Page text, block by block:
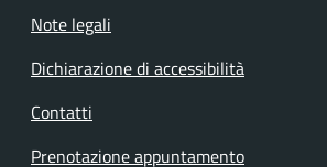
Note legali
Dichiarazione di accessibilità
Contatti
Prenotazione appuntamento